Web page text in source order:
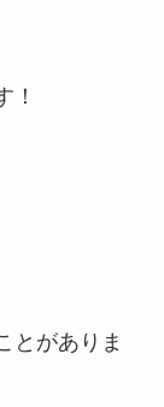
！
とがありま